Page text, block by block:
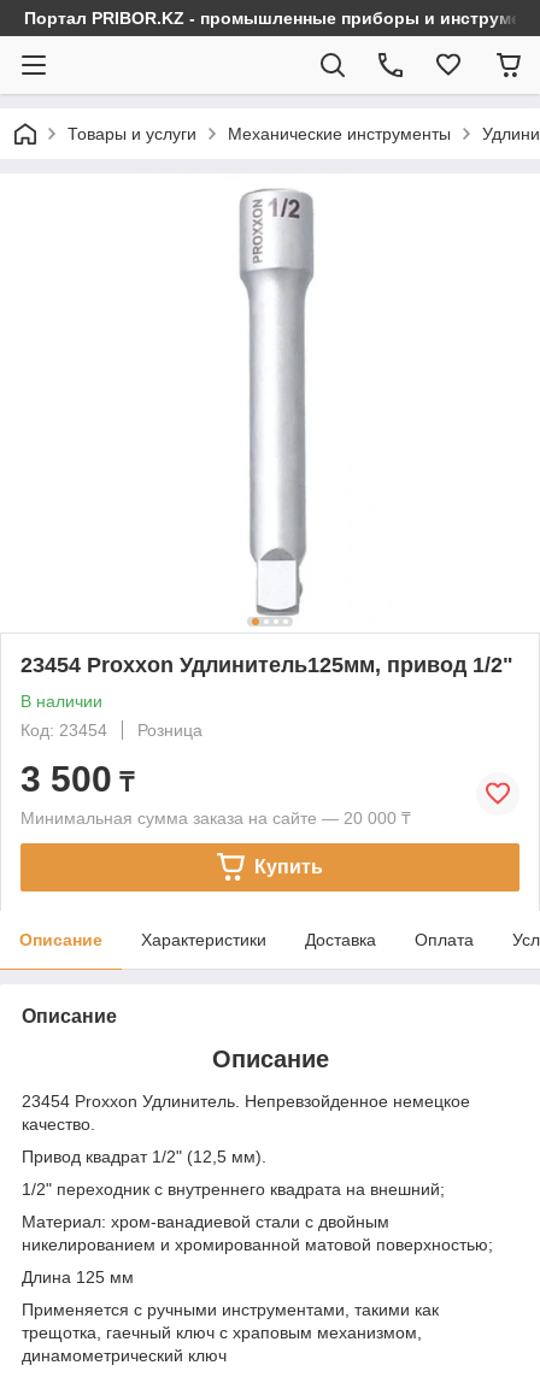
Портал PRIBOR.KZ - промышленные приборы и
Товары и услуги Механические инструменты
23454 Proxxon Удлинитель125мм, привод 1/2"
В наличии
Код: 23454
Розница
3 500 ₸
Минимальная сумма заказа на сайте — 20 000 ₸
Купить
Описание Характеристики Доставка Оплата
Описание
Описание
23454 Proxxon Удлинитель. Непревзойденное немецкое
качество.
Привод квадрат 1/2" (12,5 мм).
1/2" переходник с внутреннего квадрата на внешний;
Материал: хром-ванадиевой стали с двойным
никелированием и хромированной матовой поверхностью;
Длина 125 мм
Применяется с ручными инструментами, такими как
трещотка, гаечный ключ с храповым механизмом,
динамометрический ключ